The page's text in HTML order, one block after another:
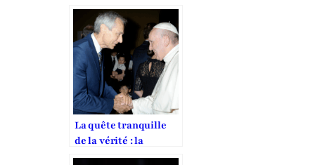
Europe
La quête tranquille
de la vérité : la
mission de Jan Figel